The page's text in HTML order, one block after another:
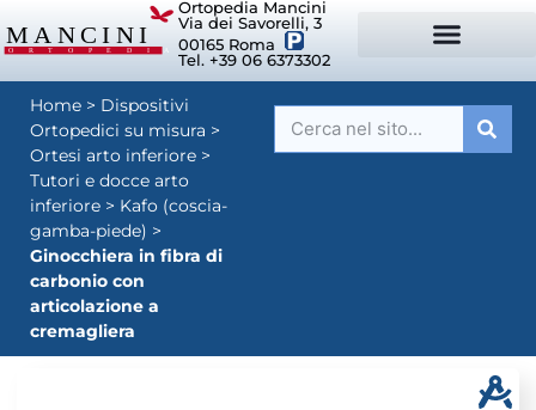
Ortopedia Mancini
Via dei Savorelli, 3
00165 Roma
Tel. +39 06 6373302
Home > Dispositivi
Ortopedici su misura >
Ortesi arto inferiore >
Tutori e docce arto
inferiore > Kafo (coscia-
gamba-piede) >
Ginocchiera in fibra di
carbonio con
articolazione a
cremagliera